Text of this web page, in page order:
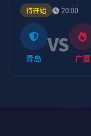
待开始 20:00
青岛
VS
广厦